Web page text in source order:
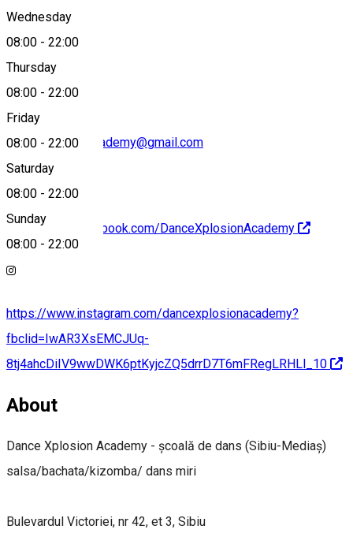
Wednesday
08:00 - 22:00
Thursday
08:00 - 22:00
Friday
08:00 - 22:00
Saturday
08:00 - 22:00
Sunday
08:00 - 22:00
dancexplosionacademy@gmail.com
https://www.facebook.com/DanceXplosionAcademy
https://www.instagram.com/dancexplosionacademy?
fbclid=IwAR3XsEMCJUq-
8tj4ahcDiIV9wwDWK6ptKyjcZQ5drrD7T6mFRegLRHLl_10
About
Dance Xplosion Academy - școală de dans (Sibiu-Mediaș)
salsa/bachata/kizomba/ dans miri
Bulevardul Victoriei, nr 42, et 3, Sibiu